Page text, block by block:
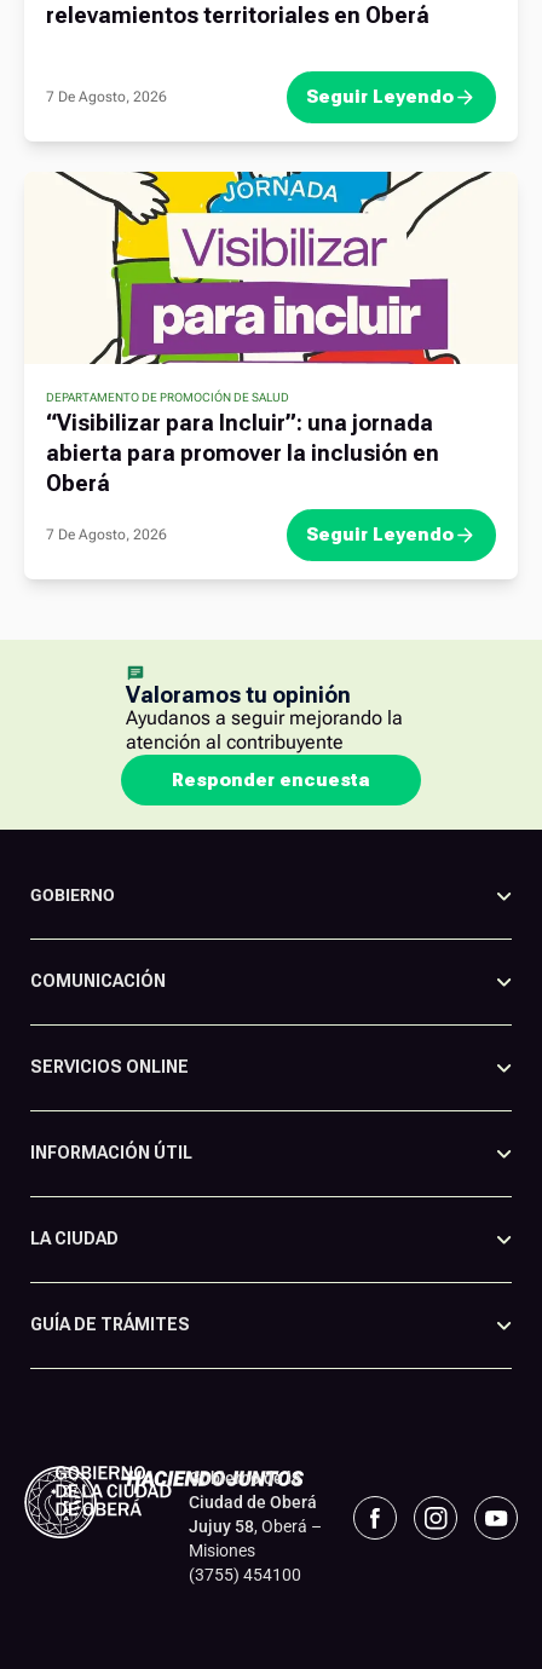
relevamientos territoriales en Oberá
7 De Agosto, 2026 Seguir Leyendo
DEPARTAMENTO DE PROMOCIÓN DE SALUD
“Visibilizar para Incluir”: una jornada
abierta para promover la inclusión en
Oberá
7 De Agosto, 2026 Seguir Leyendo
Valoramos tu opinión
Ayudanos a seguir mejorando la
atención al contribuyente
Responder encuesta
GOBIERNO
COMUNICACIÓN
SERVICIOS ONLINE
INFORMACIÓN ÚTIL
LA CIUDAD
GUÍA DE TRÁMITES
Gobierno de la
Ciudad de Oberá
Jujuy 58, Oberá –
Misiones
(3755) 454100